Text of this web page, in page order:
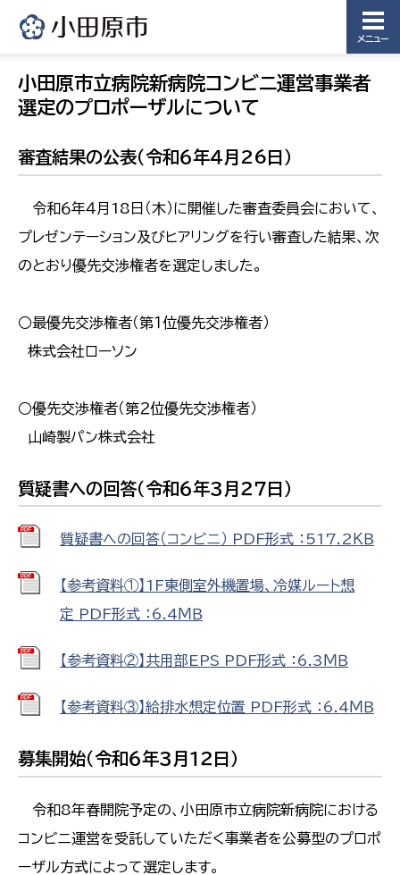
メニュー
小田原市立病院新病院コンビニ運営事業者
選定のプロポーザルについて
審査結果の公表（令和６年４月26日）
令和６年４月18日（木）に開催した審査委員会において、
プレゼンテーション及びヒアリングを行い審査した結果、次
のとおり優先交渉権者を選定しました。
○最優先交渉権者（第１位優先交渉権者）
株式会社ローソン
○優先交渉権者（第２位優先交渉権者）
山崎製パン株式会社
質疑書への回答（令和６年３月２７日）
質疑書への回答（コンビニ） PDF形式 ：517.2ＫＢ
【参考資料①】1F東側室外機置場、冷媒ルート想
定 PDF形式 ：6.4ＭＢ
【参考資料②】共用部EPS PDF形式 ：6.3ＭＢ
【参考資料③】給排水想定位置 PDF形式 ：6.4ＭＢ
募集開始（令和６年３月１２日）
令和8年春開院予定の、小田原市立病院新病院における
コンビニ運営を受託していただく事業者を公募型のプロポ
ーザル方式によって選定します。